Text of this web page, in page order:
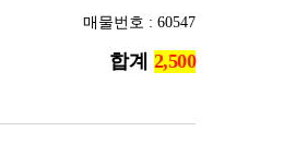
매물번호 : 60547
합계